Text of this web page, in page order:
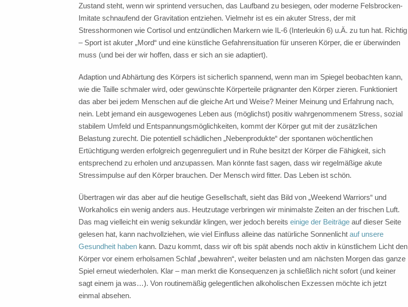
Zustand steht, wenn wir sprintend versuchen, das Laufband zu besiegen, oder moderne Felsbrocken-
Imitate schnaufend der Gravitation entziehen. Vielmehr ist es ein akuter Stress, der mit
Stresshormonen wie Cortisol und entzündlichen Markern wie IL-6 (Interleukin 6) u.Ä. zu tun hat. Richtig
– Sport ist akuter „Mord“ und eine künstliche Gefahrensituation für unseren Körper, die er überwinden
muss (und bei der wir hoffen, dass er sich an sie adaptiert).
Adaption und Abhärtung des Körpers ist sicherlich spannend, wenn man im Spiegel beobachten kann,
wie die Taille schmaler wird, oder gewünschte Körperteile prägnanter den Körper zieren. Funktioniert
das aber bei jedem Menschen auf die gleiche Art und Weise? Meiner Meinung und Erfahrung nach,
nein. Lebt jemand ein ausgewogenes Leben aus (möglichst) positiv wahrgenommenem Stress, sozial
stabilem Umfeld und Entspannungsmöglichkeiten, kommt der Körper gut mit der zusätzlichen
Belastung zurecht. Die potentiell schädlichen „Nebenprodukte“ der spontanen wöchentlichen
Ertüchtigung werden erfolgreich gegenreguliert und in Ruhe besitzt der Körper die Fähigkeit, sich
entsprechend zu erholen und anzupassen. Man könnte fast sagen, dass wir regelmäßige akute
Stressimpulse auf den Körper brauchen. Der Mensch wird fitter. Das Leben ist schön.
Übertragen wir das aber auf die heutige Gesellschaft, sieht das Bild von „Weekend Warriors“ und
Workaholics ein wenig anders aus. Heutzutage verbringen wir minimalste Zeiten an der frischen Luft.
Das mag vielleicht ein wenig sekundär klingen, wer jedoch bereits einige der Beiträge auf dieser Seite
gelesen hat, kann nachvollziehen, wie viel Einfluss alleine das natürliche Sonnenlicht auf unsere
Gesundheit haben kann. Dazu kommt, dass wir oft bis spät abends noch aktiv in künstlichem Licht den
Körper vor einem erholsamen Schlaf „bewahren“, weiter belasten und am nächsten Morgen das ganze
Spiel erneut wiederholen. Klar – man merkt die Konsequenzen ja schließlich nicht sofort (und keiner
sagt einem ja was…). Von routinemäßig gelegentlichen alkoholischen Exzessen möchte ich jetzt
einmal absehen.